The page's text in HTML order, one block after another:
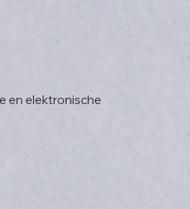
en elektronische